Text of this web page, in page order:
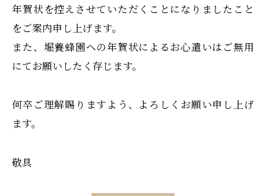
年賀状を控えさせていただくことになりましたこと
をご案内申し上げます。
また、堀養蜂園への年賀状によるお心遣いはご無用
にてお願いしたく存じます。
何卒ご理解賜りますよう、よろしくお願い申し上げ
ます。
敬具